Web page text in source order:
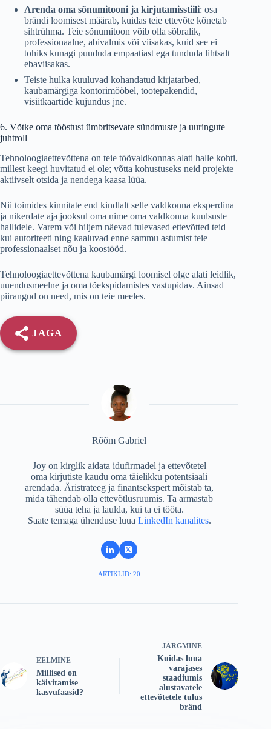
Arenda oma sõnumitooni ja kirjutamisstiili: osa
brändi loomisest määrab, kuidas teie ettevõte kõnetab
sihtrühma. Teie sõnumitoon võib olla sõbralik,
professionaalne, abivalmis või viisakas, kuid see ei
tohiks kunagi puududa empaatiast ega tunduda lihtsalt
ebaviisakas.
Teiste hulka kuuluvad kohandatud kirjatarbed,
kaubamärgiga kontorimööbel, tootepakendid,
visiitkaartide kujundus jne.
6. Võtke oma tööstust ümbritsevate sündmuste ja uuringute
juhtroll
Tehnoloogiaettevõttena on teie töövaldkonnas alati halle kohti,
millest keegi huvitatud ei ole; võtta kohustuseks neid projekte
aktiivselt otsida ja nendega kaasa lüüa.
Nii toimides kinnitate end kindlalt selle valdkonna eksperdina
ja nikerdate aja jooksul oma nime oma valdkonna kuulsuste
hallidele. Varem või hiljem näevad tulevased ettevõtted teid
kui autoriteeti ning kaaluvad enne sammu astumist teie
professionaalset nõu ja koostööd.
Tehnoloogiaettevõttena kaubamärgi loomisel olge alati leidlik,
uuendusmeelne ja oma tõekspidamistes vastupidav. Ainsad
piirangud on need, mis on teie meeles.
JAGA
Rõõm Gabriel
Joy on kirglik aidata idufirmadel ja ettevõtetel
oma kirjutiste kaudu oma täielikku potentsiaali
arendada. Äristrateeg ja finantsekspert mõistab ta,
mida tähendab olla ettevõtlusruumis. Ta armastab
süüa teha ja laulda, kui ta ei tööta.
Saate temaga ühenduse luua LinkedIn kanalites.
ARTIKLID: 20
EELMINE
Millised on
käivitamise
kasvufaasid?
JÄRGMINE
Kuidas luua
varajases
staadiumis
alustavatele
ettevõtetele tulus
bränd